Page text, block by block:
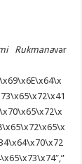
Rukmanavar